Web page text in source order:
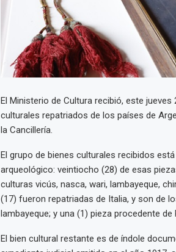
El Ministerio de Cultura recibió, este
culturales repatriados de los países de
la Cancillería.
El grupo de bienes culturales recibidos
arqueológico: veintiocho (28) de esas
culturas vicús, nasca, wari, lambayeque,
(17) fueron repatriadas de Italia, y son de
lambayeque; y una (1) pieza procedente
El bien cultural restante es de índole